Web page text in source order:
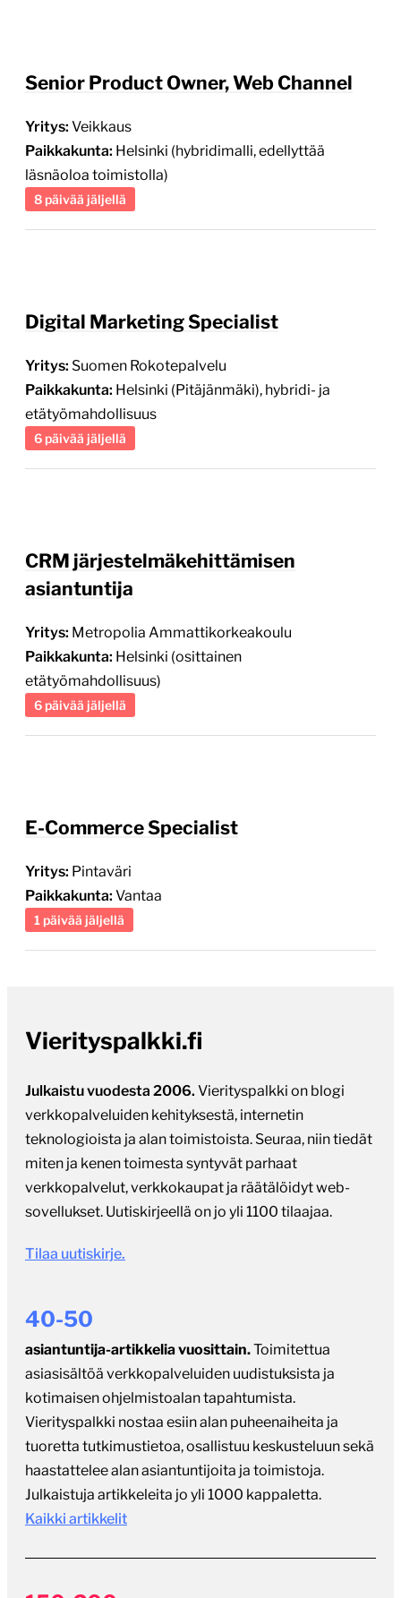
Senior Product Owner, Web Channel
Yritys: Veikkaus
Paikkakunta: Helsinki (hybridimalli, edellyttää
läsnäoloa toimistolla)
8 päivää jäljellä
Digital Marketing Specialist
Yritys: Suomen Rokotepalvelu
Paikkakunta: Helsinki (Pitäjänmäki), hybridi- ja
etätyömahdollisuus
6 päivää jäljellä
CRM järjestelmäkehittämisen
asiantuntija
Yritys: Metropolia Ammattikorkeakoulu
Paikkakunta: Helsinki (osittainen
etätyömahdollisuus)
6 päivää jäljellä
E-Commerce Specialist
Yritys: Pintaväri
Paikkakunta: Vantaa
1 päivää jäljellä
Vierityspalkki.fi
Julkaistu vuodesta 2006. Vierityspalkki on blogi
verkkopalveluiden kehityksestä, internetin
teknologioista ja alan toimistoista. Seuraa, niin tiedät
miten ja kenen toimesta syntyvät parhaat
verkkopalvelut, verkkokaupat ja räätälöidyt web-
sovellukset. Uutiskirjeellä on jo yli 1100 tilaajaa.
Tilaa uutiskirje.
40-50
asiantuntija-artikkelia vuosittain.Toimitettua
asiasisältöä verkkopalveluiden uudistuksista ja
kotimaisen ohjelmistoalan tapahtumista.
Vierityspalkki nostaa esiin alan puheenaiheita ja
tuoretta tutkimustietoa, osallistuu keskusteluun sekä
haastattelee alan asiantuntijoita ja toimistoja.
Julkaistuja artikkeleita jo yli 1000 kappaletta.
Kaikki artikkelit